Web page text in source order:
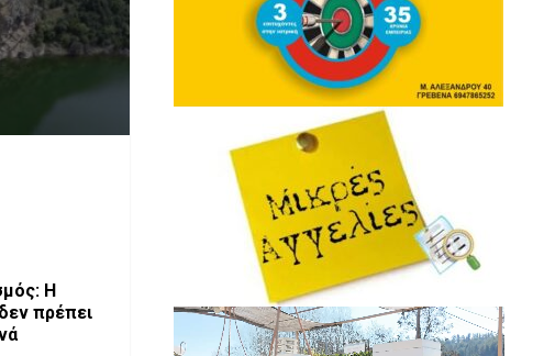
Η
πρέπει
Πρόγραμμα
Αναπαραγωγής